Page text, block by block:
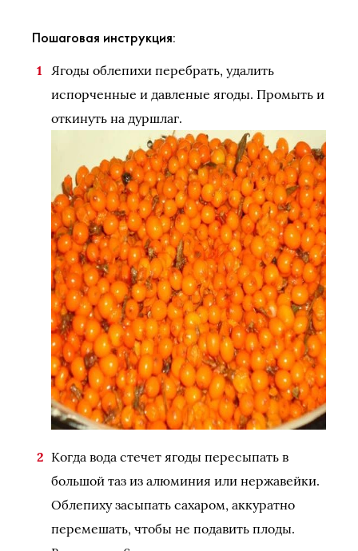
Пошаговая инструкция:
Ягоды облепихи перебрать, удалить
испорченные и давленые ягоды. Промыть и
откинуть на дуршлаг.
Когда вода стечет ягоды пересыпать в
большой таз из алюминия или нержавейки.
Облепиху засыпать сахаром, аккуратно
перемешать, чтобы не подавить плоды.